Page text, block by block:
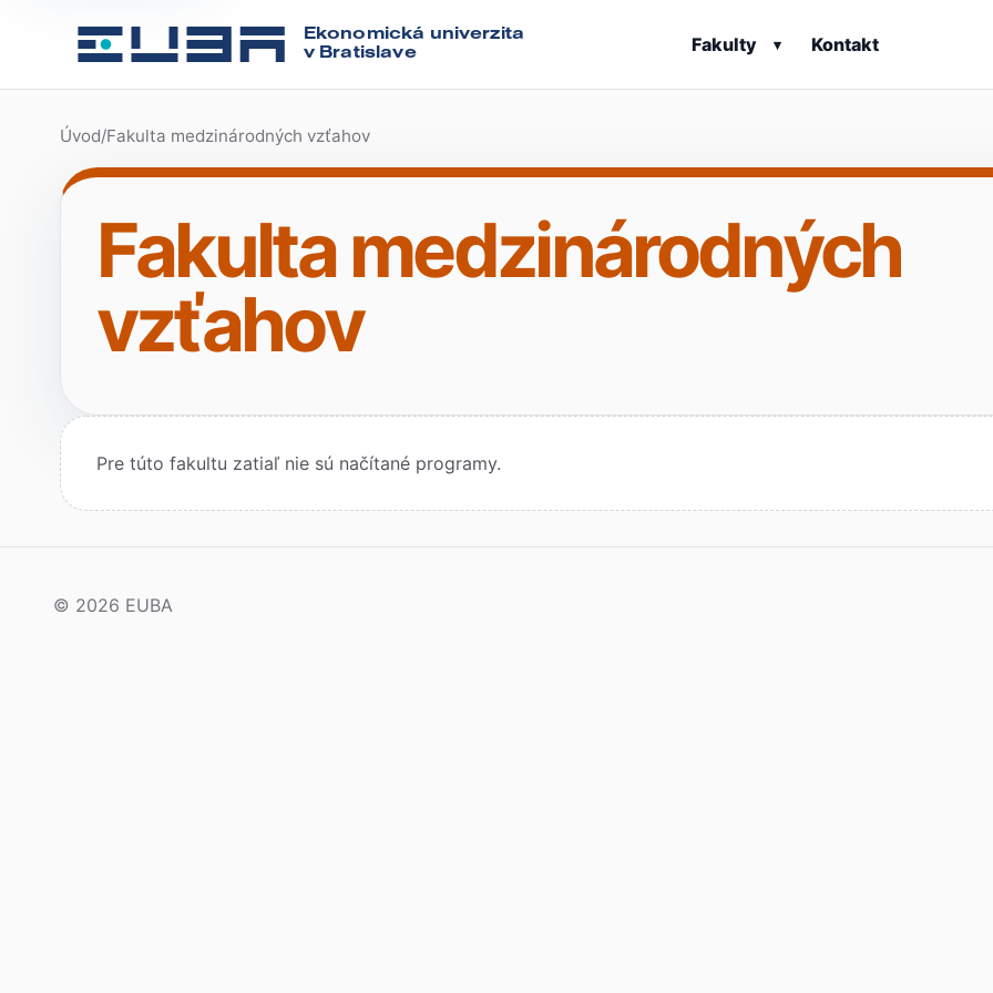
Ekonomická univerzita
v Bratislave
Fakulty ▾ Kontakt
Úvod/Fakulta medzinárodných vzťahov
Fakulta medzinárodných
vzťahov
Pre túto fakultu zatiaľ nie sú načítané programy.
© 2026 EUBA